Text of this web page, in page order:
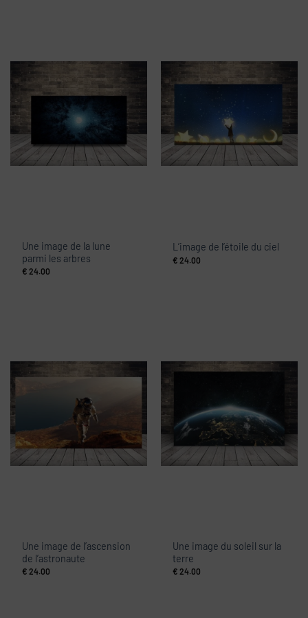
Une image de la lune
parmi les arbres
€ 24.00
L’image de l’étoile du ciel
€ 24.00
Une image de l’ascension
de l’astronaute
€ 24.00
Une image du soleil sur la
terre
€ 24.00